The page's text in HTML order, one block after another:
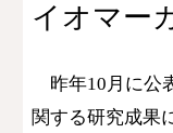
イオマー
昨年10月に公
関する研究成果